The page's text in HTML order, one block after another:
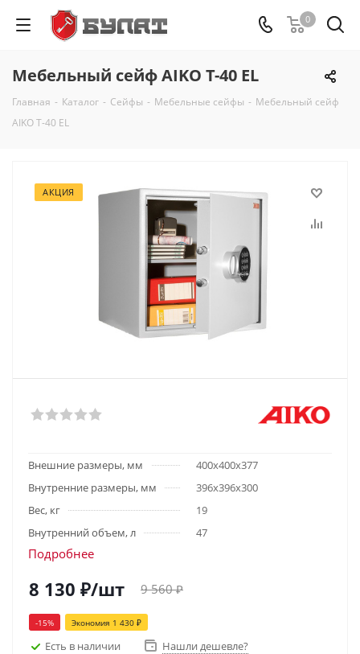
0
Мебельный сейф AIKO Т-40 EL
Главная - Каталог - Сейфы - Мебельные сейфы - Мебельный сейф
AIKO Т-40 EL
АКЦИЯ
Внешние размеры, мм
400х400х377
Внутренние размеры, мм
396х396х300
Вес, кг
19
Внутренний объем, л
47
Подробнее
8 130 ₽/шт 9 560₽
-15% Экономия 1 430 ₽
Есть в наличии Нашли дешевле?